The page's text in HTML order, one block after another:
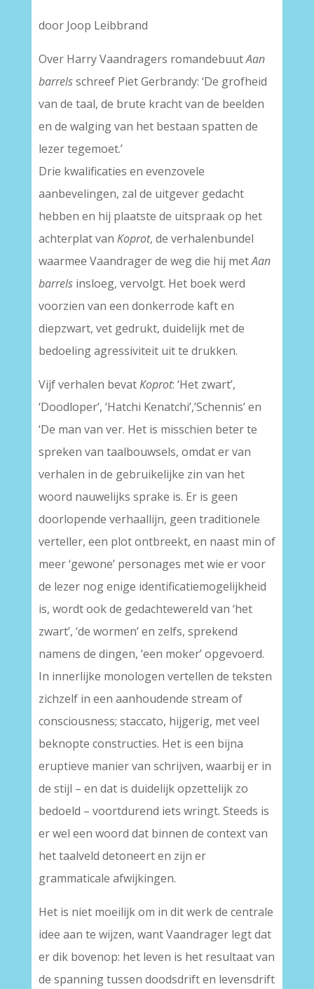
door Joop Leibbrand
Over Harry Vaandragers romandebuutAan
barrelsschreef Piet Gerbrandy: ‘De grofheid
van de taal, de brute kracht van de beelden
en de walging van het bestaan spatten de
lezer tegemoet.’
Drie kwalificaties en evenzovele
aanbevelingen, zal de uitgever gedacht
hebben en hij plaatste de uitspraak op het
achterplat van Koprot, de verhalenbundel
waarmee Vaandrager de weg die hij metAan
barrelsinsloeg, vervolgt. Het boek werd
voorzien van een donkerrode kaft en
diepzwart, vet gedrukt, duidelijk met de
bedoeling agressiviteit uit te drukken.
Vijf verhalen bevatKoprot: ‘Het zwart’,
‘Doodloper’, ‘Hatchi Kenatchi’,’Schennis’ en
‘De man van ver. Het is misschien beter te
spreken van taalbouwsels, omdat er van
verhalen in de gebruikelijke zin van het
woord nauwelijks sprake is. Er is geen
doorlopende verhaallijn, geen traditionele
verteller, een plot ontbreekt, en naast min of
meer ‘gewone’ personages met wie er voor
de lezer nog enige identificatiemogelijkheid
is, wordt ook de gedachtewereld van ‘het
zwart’, ‘de wormen’ en zelfs, sprekend
namens de dingen, ‘een moker’ opgevoerd.
In innerlijke monologen vertellen de teksten
zichzelf in een aanhoudende stream of
consciousness; staccato, hijgerig, met veel
beknopte constructies. Het is een bijna
eruptieve manier van schrijven, waarbij er in
de stijl – en dat is duidelijk opzettelijk zo
bedoeld – voortdurend iets wringt. Steeds is
er wel een woord dat binnen de context van
het taalveld detoneert en zijn er
grammaticale afwijkingen.
Het is niet moeilijk om in dit werk de centrale
idee aan te wijzen, want Vaandrager legt dat
er dik bovenop: het leven is het resultaat van
de spanning tussen doodsdrift en levensdrift